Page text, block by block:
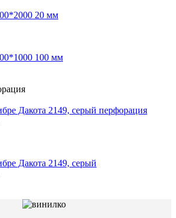
20 мм
100 мм
Дакота 2149, серый перфорация
Дакота 2149, серый